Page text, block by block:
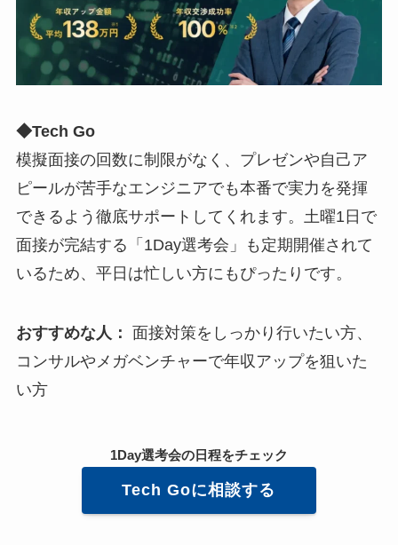
◆Tech Go
模擬面接の回数に制限がなく、プレゼンや自己ア
ピールが苦手なエンジニアでも本番で実力を発揮
できるよう徹底サポートしてくれます。土曜1日で
面接が完結する「1Day選考会」も定期開催されて
いるため、平日は忙しい方にもぴったりです。
おすすめな人：
面接対策をしっかり行いたい方、
コンサルやメガベンチャーで年収アップを狙いた
い方
1Day選考会の日程をチェック
Tech Goに相談する